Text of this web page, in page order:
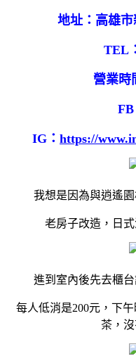
地址：高雄
TEL
營業時
FB
IG： https://
我想是因為與逍遙
老房子改造，日
進到室內後先去櫃
每人低消是200元，下
茶，沒